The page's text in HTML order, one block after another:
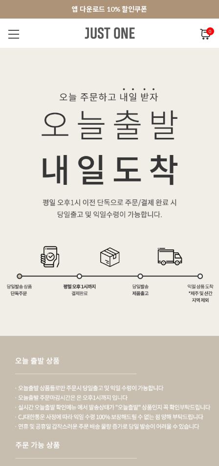
앱 다운로드 10% 할인쿠폰
회원가입 쿠폰 3000원
앱 다운로드 10% 할인쿠폰
회원가입 쿠폰 3000원
0